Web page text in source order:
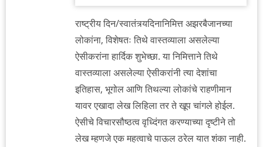
राष्ट्रीय दिन/स्वातंत्र्यदिनानिमित्त अझरबैजानच्या
लोकांना, विशेषतः तिथे वास्तव्याला असलेल्या
ऐसीकरांना हार्दिक शुभेच्छा. या निमित्ताने तिथे
वास्तव्याला असलेल्या ऐसीकरांनी त्या देशांचा
इतिहास, भूगोल आणि तिथल्या लोकांचे राहणीमान
यावर एखादा लेख लिहिला तर ते खूप चांगले होईल.
ऐसीचे विचारसौष्ठत्व वृध्दिंगत करण्याच्या दृष्टीने तो
लेख म्हणजे एक महत्वाचे पाऊल ठरेल यात शंका नाही.